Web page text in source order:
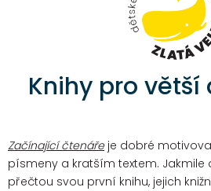
Knihy pro větší
Začínající čtenářeje dobré
písmeny a kratším textem. Jakmile
přečtou svou první knihu, jejich